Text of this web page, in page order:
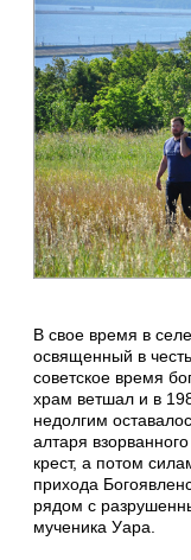
В свое время в
освященный в
советское время
храм ветшал и в
недолгим
алтаря
крест, а потом
прихода
рядом с
мученика Уара.